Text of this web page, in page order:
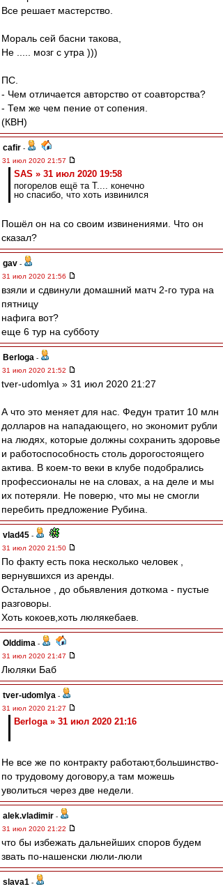
Все решает мастерство.
Мораль сей басни такова,
Не ..... мозг с утра )))
ПС.
- Чем отличается авторство от соавторства?
- Тем же чем пение от сопения.
(КВН)
cafir -
31 июл 2020 21:57
SAS » 31 июл 2020 19:58
погорелов ещё та Т.... конечно
но спасибо, что хоть извинился
Пошёл он на со своим извинениями. Что он
сказал?
gav -
31 июл 2020 21:56
взяли и сдвинули домашний матч 2-го тура на
пятницу
нафига вот?
еще 6 тур на субботу
Berloga -
31 июл 2020 21:52
tver-udomlya » 31 июл 2020 21:27
А что это меняет для нас. Федун тратит 10 млн
долларов на нападающего, но экономит рубли
на людях, которые должны сохранить здоровье
и работоспособность столь дорогостоящего
актива. В коем-то веки в клубе подобрались
профессионалы не на словах, а на деле и мы
их потеряли. Не поверю, что мы не смогли
перебить предложение Рубина.
vlad45 -
31 июл 2020 21:50
По факту есть пока несколько человек ,
вернувшихся из аренды.
Остальное , до обьявления доткома - пустые
разговоры.
Хоть кокоев,хоть люлякебаев.
Olddima -
31 июл 2020 21:47
Люляки Баб
tver-udomlya -
31 июл 2020 21:27
Berloga » 31 июл 2020 21:16
Не все же по контракту работают,большинство-
по трудовому договору,а там можешь
уволиться через две недели.
alek.vladimir -
31 июл 2020 21:22
что бы избежать дальнейших споров будем
звать по-нашенски люли-люли
slava1 -